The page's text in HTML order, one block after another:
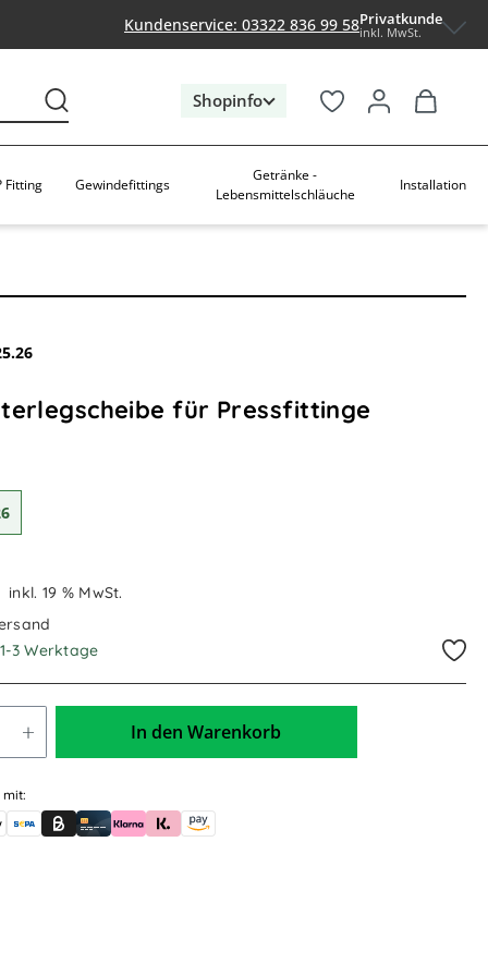
Kundenservice: 03322 836 99 58Privatkunde
inkl. MwSt.
Shopinfo
Fitting Gewindefittings
Getränke -
Lebensmittelschläuche
Installation
für Pressfittinge
inkl. 19 % MwSt.
3 Werktage
In den Warenkorb
mit:
(für Behörden)
Pay
Banküberweisung (vorab)
Rechnungskauf (Billie)
Kreditkarte
Rechnung oder Ratenkauf (Klarna)
Sofortüberweisung (Klarna)
Amazon Pay